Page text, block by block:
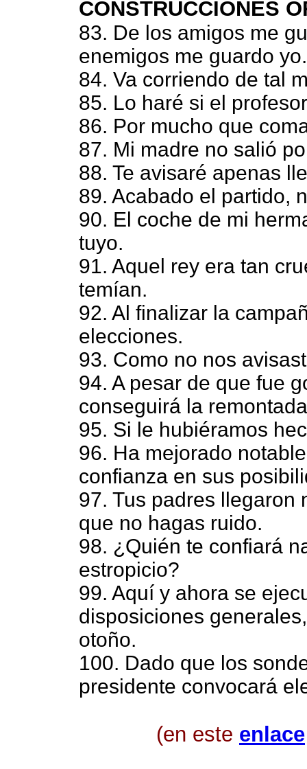
CONSTRUCCIONES
83. De los amigos me
enemigos me guardo yo.
84. Va corriendo de tal
85. Lo haré si el
86. Por mucho que
87. Mi madre no salió
88. Te avisaré apenas
89. Acabado el partido,
90. El coche de mi
tuyo.
91. Aquel rey era tan
temían.
92. Al finalizar la
elecciones.
93. Como no nos
94. A pesar de que fue
conseguirá la
95. Si le hubiéramos
96. Ha mejorado
confianza en sus
97. Tus padres llegaron
que no hagas ruido.
98. ¿Quién te confiará
estropicio?
99. Aquí y ahora se
disposiciones
otoño.
100. Dado que los
presidente convocará
(en este enlace